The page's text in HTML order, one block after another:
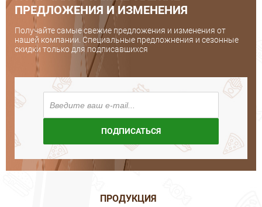
ПРЕДЛОЖЕНИЯ И ИЗМЕНЕНИЯ
Получайте самые свежие предложения и изменения от
нашей компании. Специальные предложнения и сезонные
скидки только для подписавшихся
ПОДПИСАТЬСЯ
ПРОДУКЦИЯ